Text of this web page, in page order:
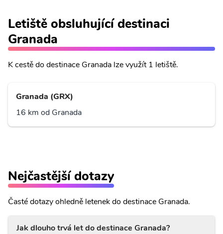
Letiště obsluhující destinaci
Granada
K cestě do destinace Granada lze využít 1 letiště.
Granada (GRX)
16 km od Granada
Nejčastější dotazy
Časté dotazy ohledně letenek do destinace Granada.
Jak dlouho trvá let do destinace Granada?